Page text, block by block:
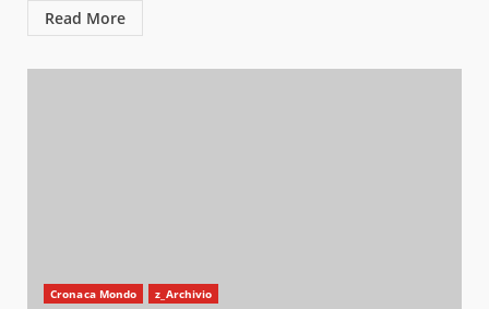
Read More
Cronaca Mondo z_Archivio